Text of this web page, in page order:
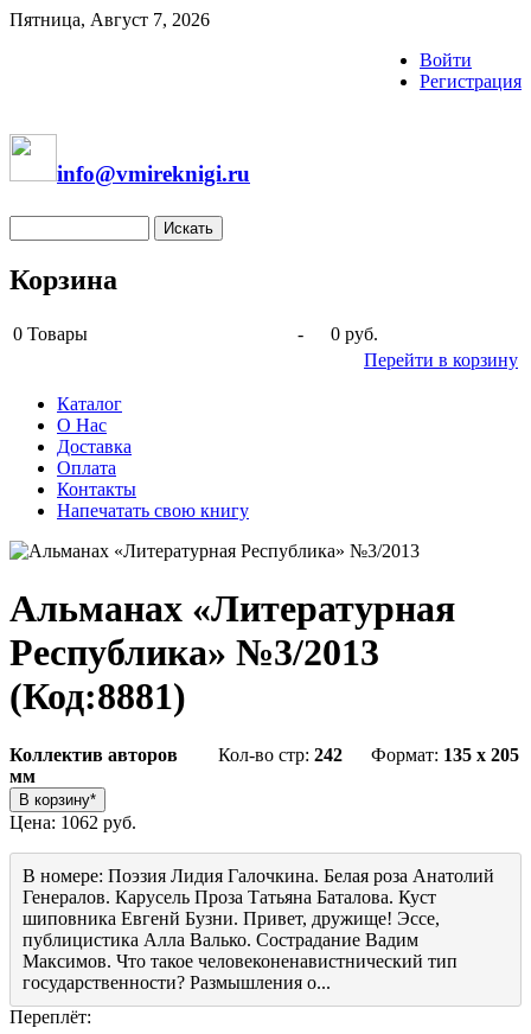
Пятница, Август 7, 2026
Войти
Регистрация
info@vmireknigi.ru
Корзина
0 Товары -
0 руб.
Перейти в корзину
Каталог
О Нас
Доставка
Оплата
Контакты
Напечатать свою книгу
Альманах «Литературная
Республика» №3/2013
(Код:8881)
Коллектив авторов Кол-во стр: 242 Формат: 135 x 205
мм
Цена: 1062 руб.
В номере: Поэзия Лидия Галочкина. Белая роза Анатолий
Генералов. Карусель Проза Татьяна Баталова. Куст
шиповника Евгенй Бузни. Привет, дружище! Эссе,
публицистика Алла Валько. Сострадание Вадим
Максимов. Что такое человеконенавистнический тип
государственности? Размышления о...
Переплёт: